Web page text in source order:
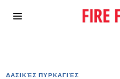
ΔΑΣΙΚΈΣ ΠΥΡΚΑΓΙΈΣ